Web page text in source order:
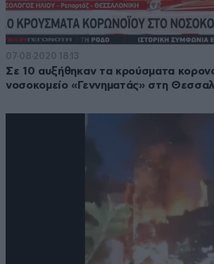
07·08·2020 18:13
Σε 10 αυξήθηκαν τα κρούσματα
νοσοκομείο «Γεννηματάς» στη